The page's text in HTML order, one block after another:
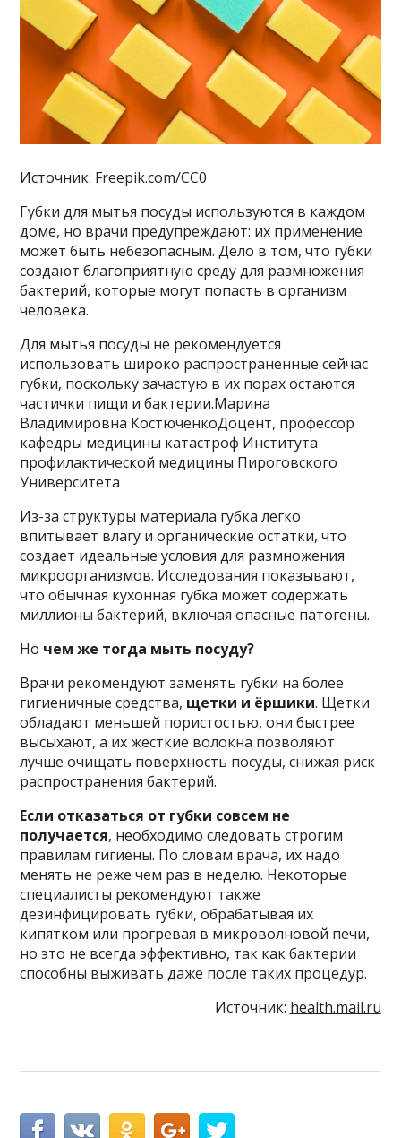
Источник: Freepik.com/CC0
Губки для мытья посуды используются в каждом
доме, но врачи предупреждают: их применение
может быть небезопасным. Дело в том, что губки
создают благоприятную среду для размножения
бактерий, которые могут попасть в организм
человека.
Для мытья посуды не рекомендуется
использовать широко распространенные сейчас
губки, поскольку зачастую в их порах остаются
частички пищи и бактерии.Марина
Владимировна КостюченкоДоцент, профессор
кафедры медицины катастроф Института
профилактической медицины Пироговского
Университета
Из-за структуры материала губка легко
впитывает влагу и органические остатки, что
создает идеальные условия для размножения
микроорганизмов. Исследования показывают,
что обычная кухонная губка может содержать
миллионы бактерий, включая опасные патогены.
Но чем же тогда мыть посуду?
Врачи рекомендуют заменять губки на более
гигиеничные средства, щетки и ёршики. Щетки
обладают меньшей пористостью, они быстрее
высыхают, а их жесткие волокна позволяют
лучше очищать поверхность посуды, снижая риск
распространения бактерий.
Если отказаться от губки совсем не
получается, необходимо следовать строгим
правилам гигиены. По словам врача, их надо
менять не реже чем раз в неделю. Некоторые
специалисты рекомендуют также
дезинфицировать губки, обрабатывая их
кипятком или прогревая в микроволновой печи,
но это не всегда эффективно, так как бактерии
способны выживать даже после таких процедур.
Источник: health.mail.ru